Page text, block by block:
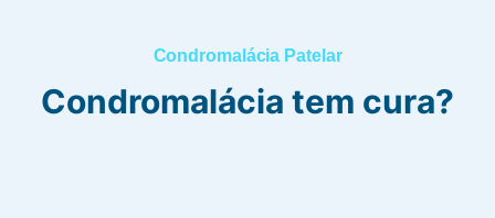
Condromalácia Patelar
Condromalácia tem cura?